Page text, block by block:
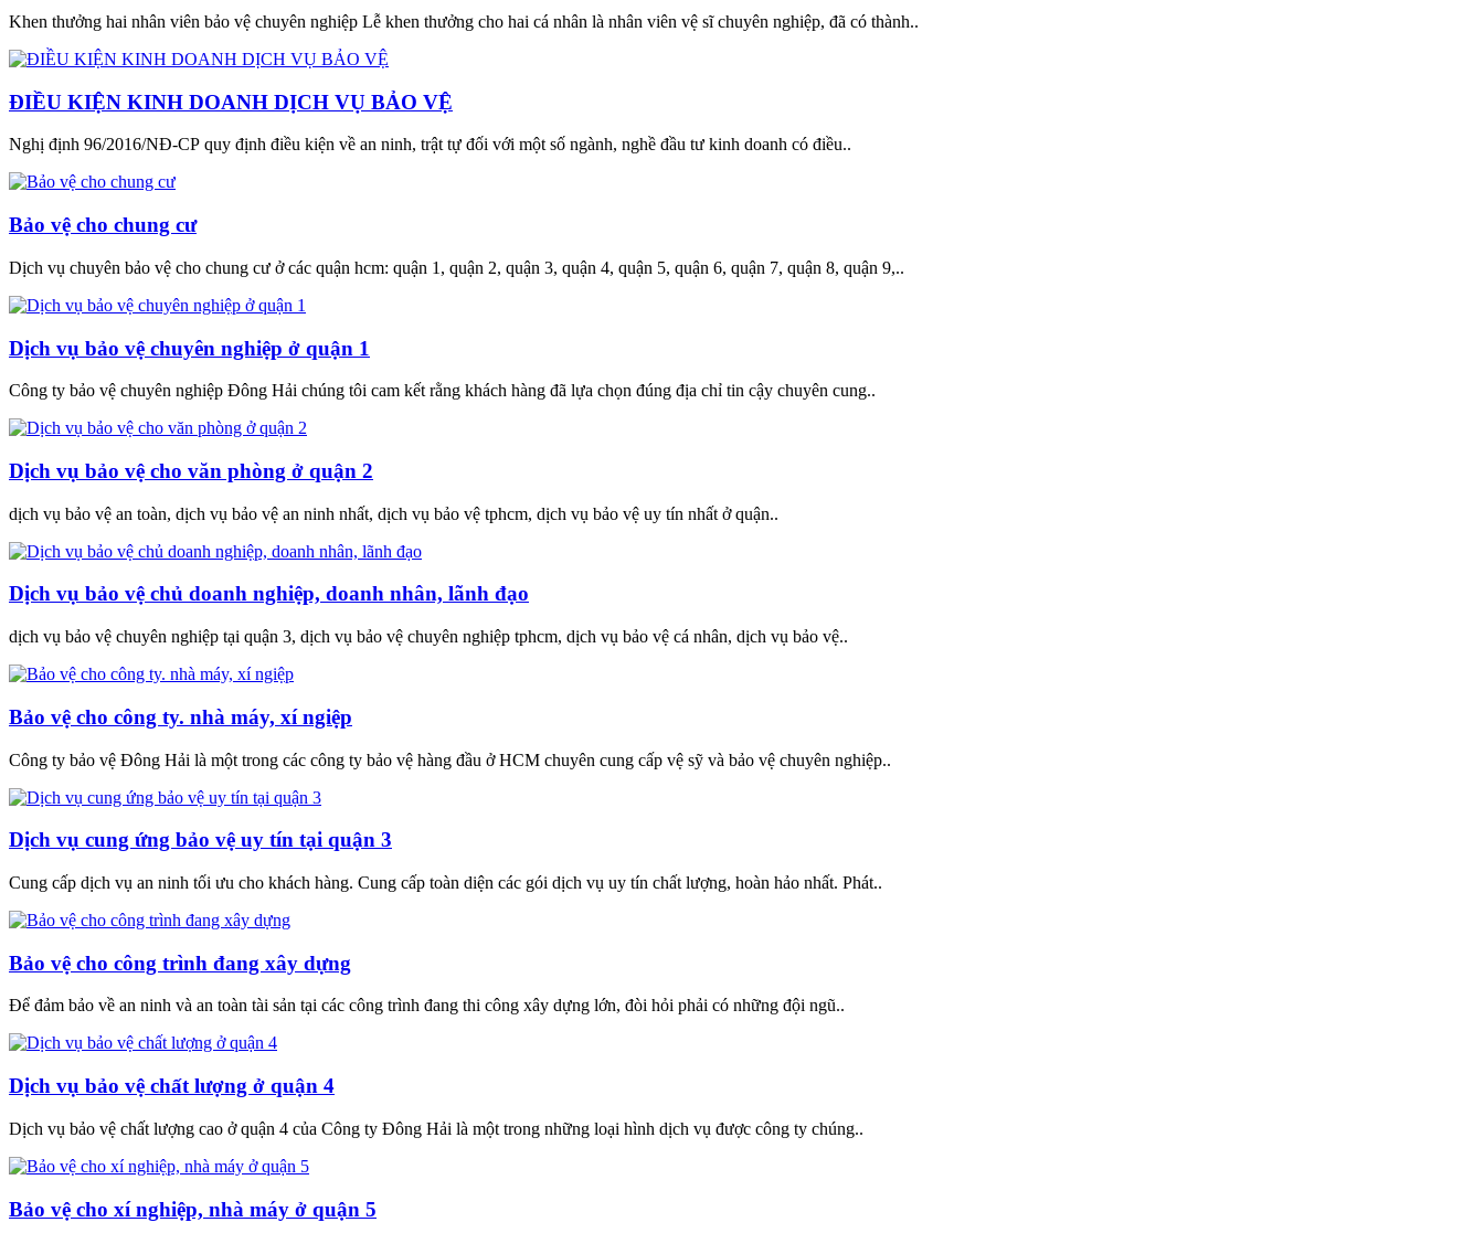
Khen thưởng hai nhân viên bảo vệ chuyên nghiệp Lễ khen thưởng cho hai cá nhân là nhân viên vệ sĩ chuyên nghiệp, đã có thành..
ĐIỀU KIỆN KINH DOANH DỊCH VỤ BẢO VỆ
Nghị định 96/2016/NĐ-CP quy định điều kiện về an ninh, trật tự đối với một số ngành, nghề đầu tư kinh doanh có điều..
Bảo vệ cho chung cư
Dịch vụ chuyên bảo vệ cho chung cư ở các quận hcm: quận 1, quận 2, quận 3, quận 4, quận 5, quận 6, quận 7, quận 8, quận 9,..
Dịch vụ bảo vệ chuyên nghiệp ở quận 1
Công ty bảo vệ chuyên nghiệp Đông Hải chúng tôi cam kết rằng khách hàng đã lựa chọn đúng địa chỉ tin cậy chuyên cung..
Dịch vụ bảo vệ cho văn phòng ở quận 2
dịch vụ bảo vệ an toàn, dịch vụ bảo vệ an ninh nhất, dịch vụ bảo vệ tphcm, dịch vụ bảo vệ uy tín nhất ở quận..
Dịch vụ bảo vệ chủ doanh nghiệp, doanh nhân, lãnh đạo
dịch vụ bảo vệ chuyên nghiệp tại quận 3, dịch vụ bảo vệ chuyên nghiệp tphcm, dịch vụ bảo vệ cá nhân, dịch vụ bảo vệ..
Bảo vệ cho công ty. nhà máy, xí ngiệp
Công ty bảo vệ Đông Hải là một trong các công ty bảo vệ hàng đầu ở HCM chuyên cung cấp vệ sỹ và bảo vệ chuyên nghiệp..
Dịch vụ cung ứng bảo vệ uy tín tại quận 3
Cung cấp dịch vụ an ninh tối ưu cho khách hàng. Cung cấp toàn diện các gói dịch vụ uy tín chất lượng, hoàn hảo nhất. Phát..
Bảo vệ cho công trình đang xây dựng
Để đảm bảo về an ninh và an toàn tài sản tại các công trình đang thi công xây dựng lớn, đòi hỏi phải có những đội ngũ..
Dịch vụ bảo vệ chất lượng ở quận 4
Dịch vụ bảo vệ chất lượng cao ở quận 4 của Công ty Đông Hải là một trong những loại hình dịch vụ được công ty chúng..
Bảo vệ cho xí nghiệp, nhà máy ở quận 5